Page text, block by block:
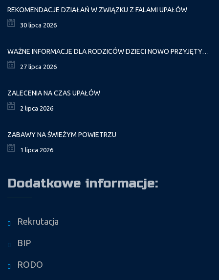
REKOMENDACJE DZIAŁAŃ W ZWIĄZKU Z FALAMI UPAŁÓW
30 lipca 2026
WAŻNE INFORMACJE DLA RODZICÓW DZIECI NOWO PRZYJĘTYCH GR. I
27 lipca 2026
ZALECENIA NA CZAS UPAŁÓW
2 lipca 2026
ZABAWY NA ŚWIEŻYM POWIETRZU
1 lipca 2026
Dodatkowe informacje:
Rekrutacja
BIP
RODO